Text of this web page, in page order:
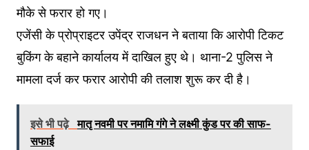
मौके से फरार हो गए।
एजेंसी के प्रोप्राइटर उपेंद्र राजधन ने बताया कि आरोपी टिकट
बुकिंग के बहाने कार्यालय में दाखिल हुए थे। थाना-2 पुलिस ने
मामला दर्ज कर फरार आरोपी की तलाश शुरू कर दी है।
इसे भी पढ़े मातृ नवमी पर नमामि गंगे ने लक्ष्मी कुंड पर की साफ-
सफाई